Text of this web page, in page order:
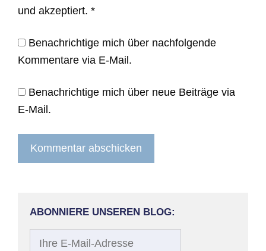
und akzeptiert. *
Benachrichtige mich über nachfolgende
Kommentare via E-Mail.
Benachrichtige mich über neue Beiträge via
E-Mail.
ABONNIERE UNSEREN BLOG: